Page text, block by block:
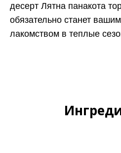
десерт Лятна панакота
обязательно станет
лакомством в теплые